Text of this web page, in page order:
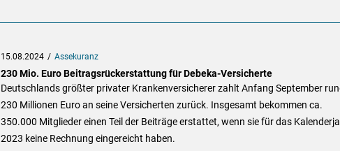
15.08.2024 Assekuranz
230 Mio. Euro Beitragsrückerstattung für Debeka-Versicherte
Deutschlands größter privater Krankenversicherer zahlt Anfang September
230 Millionen Euro an seine Versicherten zurück. Insgesamt bekommen ca.
350.000 Mitglieder einen Teil der Beiträge erstattet, wenn sie für das
2023 keine Rechnung eingereicht haben.